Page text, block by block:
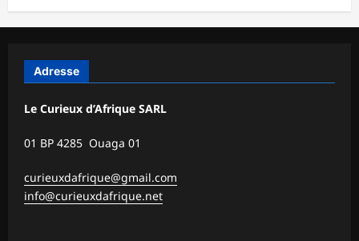
Adresse
Le Curieux d’Afrique SARL
01 BP 4285 Ouaga 01
curieuxdafrique@gmail.com
info@curieuxdafrique.net